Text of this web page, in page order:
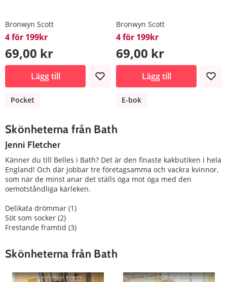
Bronwyn Scott
4 för 199kr
69,00 kr
Lägg till
Pocket
Bronwyn Scott
4 för 199kr
69,00 kr
Lägg till
E-bok
Skönheterna från Bath
Jenni Fletcher
Känner du till Belles i Bath? Det är den finaste kakbutiken i hela
England! Och där jobbar tre företagsamma och vackra kvinnor,
som när de minst anar det ställs öga mot öga med den
oemotståndliga kärleken.
Delikata drömmar (1)
Söt som socker (2)
Frestande framtid (3)
Skönheterna från Bath